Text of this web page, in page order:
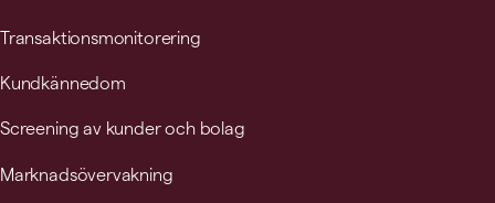
Transaktionsmonitorering
Kundkännedom
Screening av kunder och bolag
Marknadsövervakning